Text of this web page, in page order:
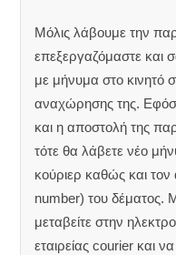
Μόλις λάβουμε την
επεξεργαζόμαστε και
με μήνυμα στο κινητό
αναχώρησης της.
και η αποστολή της
τότε θα λάβετε νέο
κούριερ καθώς και
number) του δέματος.
μεταβείτε στην
εταιρείας courier και